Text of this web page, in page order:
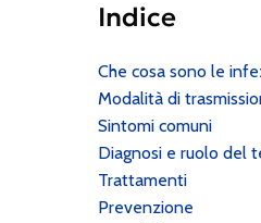
Indice
Che cosa sono le
Modalità di
Sintomi comuni
Diagnosi e ruolo del
Trattamenti
Prevenzione